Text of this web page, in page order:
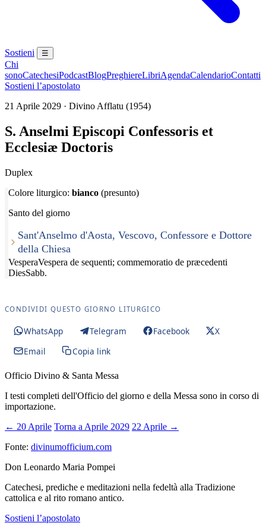
Sostieni ☰
Chi
sonoCatechesiPodcastBlogPreghiereLibriAgendaCalendarioContatti
Sostieni l’apostolato
21 Aprile 2029 · Divino Afflatu (1954)
S. Anselmi Episcopi Confessoris et
Ecclesiæ Doctoris
Duplex
Colore liturgico: bianco (presunto)
Santo del giorno
Sant'Anselmo d'Aosta, Vescovo, Confessore e Dottore
della Chiesa
VesperaVespera de sequenti; commemoratio de præcedenti
DiesSabb.
CONDIVIDI QUESTO GIORNO LITURGICO
WhatsApp Telegram Facebook
X
Email
Copia link
Officio Divino & Santa Messa
I testi completi dell'Officio del giorno e della Messa sono in corso di
importazione.
← 20 Aprile Torna a Aprile 2029 22 Aprile →
Fonte: divinumofficium.com
Don Leonardo Maria Pompei
Catechesi, prediche e meditazioni nella fedeltà alla Tradizione
cattolica e al rito romano antico.
Sostieni l’apostolato